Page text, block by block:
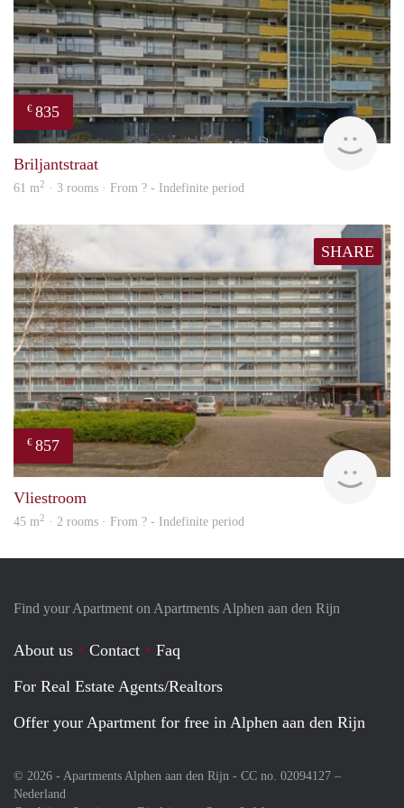
€ 835
rent
Briljantstraat
61 m2 · 3 rooms · From ? - Indefinite period
SHARE
€ 857
Vliestroom
45 m2 · 2 rooms · From ? - Indefinite period
Find your Apartment on Apartments Alphen aan den Rijn
About us Contact
Faq
For Real Estate Agents/Realtors
Offer your Apartment for free in Alphen aan den Rijn
© 2026 - Apartments Alphen aan den Rijn - CC no. 02094127 –
Nederland